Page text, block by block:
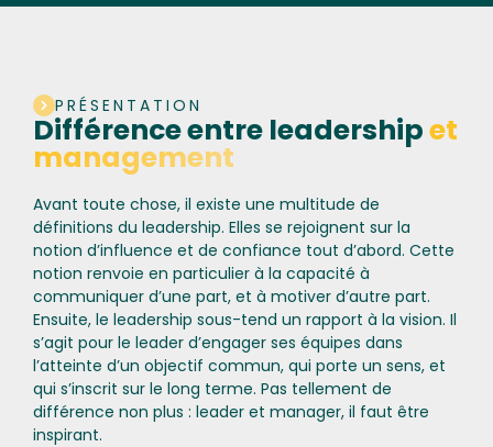
PRÉSENTATION
Différence entre leadershipet
management
Avant toute chose, il existe une multitude de
définitions du leadership. Elles se rejoignent sur la
notion d’influence et de confiance tout d’abord. Cette
notion renvoie en particulier à la capacité à
communiquer d’une part, et à motiver d’autre part.
Ensuite, le leadership sous-tend un rapport à la vision. Il
s’agit pour le leader d’engager ses équipes dans
l’atteinte d’un objectif commun, qui porte un sens, et
qui s’inscrit sur le long terme. Pas tellement de
différence non plus : leader et manager, il faut être
inspirant.